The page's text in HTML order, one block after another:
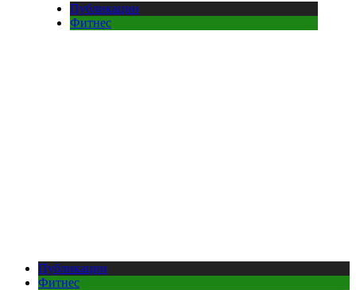
Публикации
Фитнес
Публикации
Фитнес